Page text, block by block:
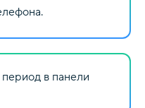
в панели